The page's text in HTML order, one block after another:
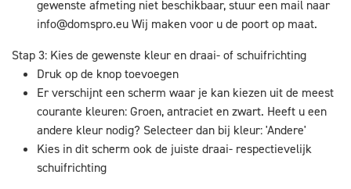
gewenste afmeting niet beschikbaar, stuur een mail naar
info@domspro.euWij maken voor u de poort op maat.
Stap 3: Kies de gewenste kleur en draai- of schuifrichting
Druk op de knop toevoegen
Er verschijnt een scherm waar je kan kiezen uit de meest
courante kleuren: Groen, antraciet en zwart. Heeft u een
andere kleur nodig? Selecteer dan bij kleur: 'Andere'
Kies in dit scherm ook de juiste draai- respectievelijk
schuifrichting